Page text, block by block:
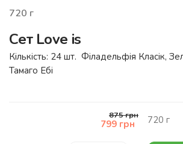
720 г
Сет Love is
Кількість: 24 шт. Філадельфія Класік,
Тамаго Ебі
875грн
799 грн 720 г